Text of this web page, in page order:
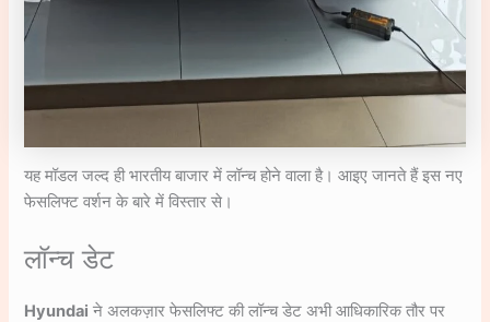
यह मॉडल जल्द ही भारतीय बाजार में लॉन्च होने वाला है। आइए जानते हैं इस नए
फेसलिफ्ट वर्शन के बारे में विस्तार से।
लॉन्च डेट
Hyundai ने अलकज़ार फेसलिफ्ट की लॉन्च डेट अभी आधिकारिक तौर पर